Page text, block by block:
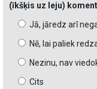
(īkšķis uz leju)
Jā, jāredz arī
Nē, lai paliek
Nezinu, nav
Cits